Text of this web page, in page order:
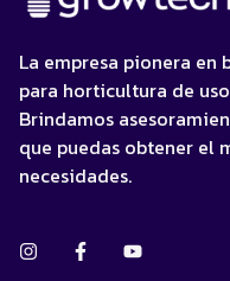
La empresa pionera
para horticultura de
Brindamos
que puedas obtener el
necesidades.